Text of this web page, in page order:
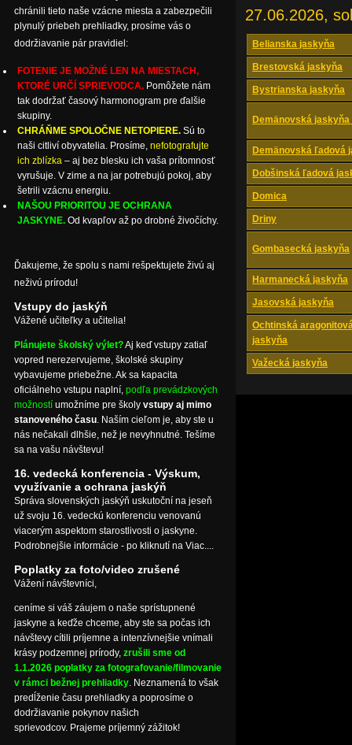
27.06.2026,
Belianska jaskyňa
Brestovská jaskyňa
Bystrianska jaskyňa
Demänovská
Demänovská ľadová
Dobšinská ľadová
Domica
Driny
Gombasecká jaskyňa
Harmanecká jaskyňa
Jasovská jaskyňa
Ochtinská
jaskyňa
Važecká jaskyňa
chránili tieto naše vzácne miesta a zabezpečili
plynulý priebeh prehliadky, prosíme vás o
dodržiavanie pár pravidiel:
FOTENIE JE MOŽNÉ LEN NA MIESTACH,
KTORÉ URČÍ SPRIEVODCA. Pomôžete nám
tak dodržať časový harmonogram pre ďalšie
skupiny.
CHRÁŇME SPOLOČNE NETOPIERE. Sú to
naši citliví obyvatelia. Prosíme, nefotografujte
ich zblízka – aj bez blesku ich vaša prítomnosť
vyrušuje. V zime a na jar potrebujú pokoj, aby
šetrili vzácnu energiu.
NAŠOU PRIORITOU JE OCHRANA
JASKYNE. Od kvapľov až po drobné živočíchy.
Ďakujeme, že spolu s nami rešpektujete živú aj
neživú prírodu!
Vstupy do jaskýň
Vážené učiteľky a učitelia!
Plánujete školský výlet?Aj keď vstupy zatiaľ
vopred nerezervujeme, školské skupiny
vybavujeme priebežne. Ak sa kapacita
oficiálneho vstupu naplní, podľa prevádzkových
možností umožníme pre školy vstupy aj mimo
stanoveného času. Naším cieľom je, aby ste u
nás nečakali dlhšie, než je nevyhnutné. Tešíme
sa na vašu návštevu!
16. vedecká konferencia - Výskum,
využívanie a ochrana jaskýň
Správa slovenských jaskýň uskutoční na jeseň
už svoju 16. vedeckú konferenciu venovanú
viacerým aspektom starostlivosti o jaskyne.
Podrobnejšie informácie - po kliknutí na Viac....
Poplatky za foto/video zrušené
Vážení návštevníci,
ceníme si váš záujem o naše sprístupnené
jaskyne a keďže chceme, aby ste sa počas ich
návštevy cítili príjemne a intenzívnejšie vnímali
krásy podzemnej prírody, zrušili sme od
1.1.2026 poplatky za fotografovanie/filmovanie
v rámci bežnej prehliadky. Neznamená to však
predĺženie času prehliadky a poprosíme o
dodržiavanie pokynov našich
sprievodcov. Prajeme príjemný zážitok!